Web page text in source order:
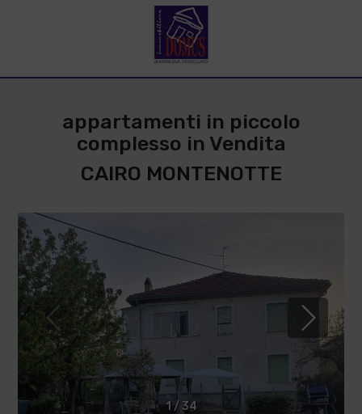
appartamenti in piccolo
complesso in Vendita
CAIRO MONTENOTTE
1/34